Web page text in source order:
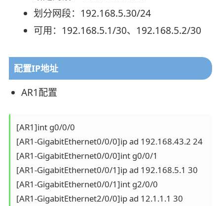
划分网段：192.168.5.30/24
可用：192.168.5.1/30、192.168.5.2/30
配置IP地址
AR1配置
[AR1]int g0/0/0
[AR1-GigabitEthernet0/0/0]ip ad 192.168.43.2 24
[AR1-GigabitEthernet0/0/0]int g0/0/1
[AR1-GigabitEthernet0/0/1]ip ad 192.168.5.1 30
[AR1-GigabitEthernet0/0/1]int g2/0/0
[AR1-GigabitEthernet2/0/0]ip ad 12.1.1.1 30